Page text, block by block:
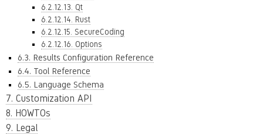
6.2.12.13. Qt
6.2.12.14. Rust
6.2.12.15. SecureCoding
6.2.12.16. Options
6.3. Results Configuration Reference
6.4. Tool Reference
6.5. Language Schema
7. Customization API
8. HOWTOs
9. Legal